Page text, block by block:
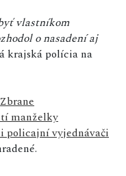
vlastníkom
o nasadení aj
krajská polícia na
Zbrane
manželky
policajní vyjednávači